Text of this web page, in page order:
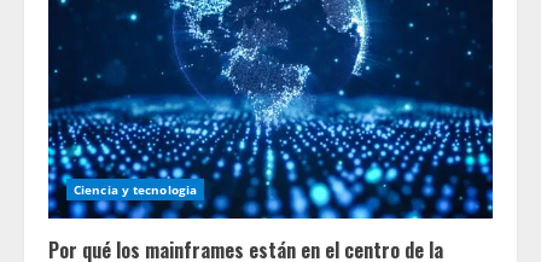
Ciencia y tecnologia
Por qué los mainframes están en el centro de la